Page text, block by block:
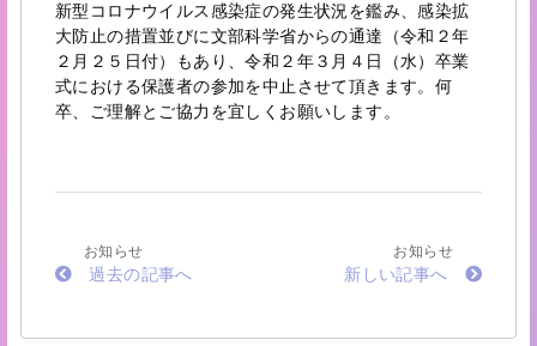
新型コロナウイルス感染症の発生状況を鑑み、感染拡
大防止の措置並びに文部科学省からの通達（令和２年
２月２５日付）もあり、令和２年３月４日（水）卒業
式における保護者の参加を中止させて頂きます。何
卒、ご理解とご協力を宜しくお願いします。
お知らせ
過去の記事へ
お知らせ
新しい記事へ